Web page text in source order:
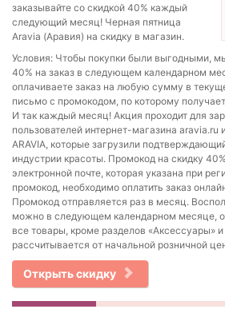
заказывайте со скидкой 40% каждый
следующий месяц! Черная пятница
Aravia (Аравия) на скидку в магазин.
Условия: Чтобы покупки были выгодными,
40% на заказ в следующем календарном
оплачиваете заказ на любую сумму в
письмо с промокодом, по которому
И так каждый месяц! Акция проходит для
пользователей интернет-магазина
ARAVIA, которые загрузили
индустрии красоты. Промокод на скидку
электронной почте, которая указана при
промокод, необходимо оплатить заказ
Промокод отправляется раз в месяц.
можно в следующем календарном месяце,
все товары, кроме разделов «Аксессуары»
рассчитывается от начальной розничной
Открыть скидку